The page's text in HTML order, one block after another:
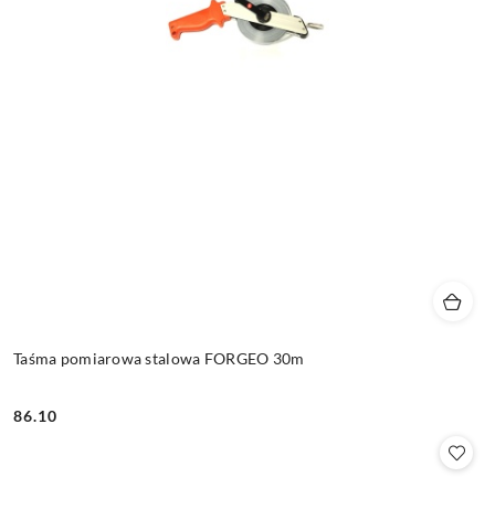
Taśma pomiarowa stalowa FORGEO 30m
Cena:
86.10